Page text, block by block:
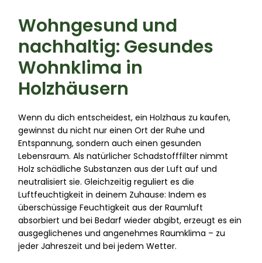
Wohngesund und
nachhaltig: Gesundes
Wohnklima in
Holzhäusern
Wenn du dich entscheidest, ein Holzhaus zu kaufen,
gewinnst du nicht nur einen Ort der Ruhe und
Entspannung, sondern auch einen gesunden
Lebensraum. Als natürlicher Schadstofffilter nimmt
Holz schädliche Substanzen aus der Luft auf und
neutralisiert sie. Gleichzeitig reguliert es die
Luftfeuchtigkeit in deinem Zuhause: Indem es
überschüssige Feuchtigkeit aus der Raumluft
absorbiert und bei Bedarf wieder abgibt, erzeugt es ein
ausgeglichenes und angenehmes Raumklima – zu
jeder Jahreszeit und bei jedem Wetter.